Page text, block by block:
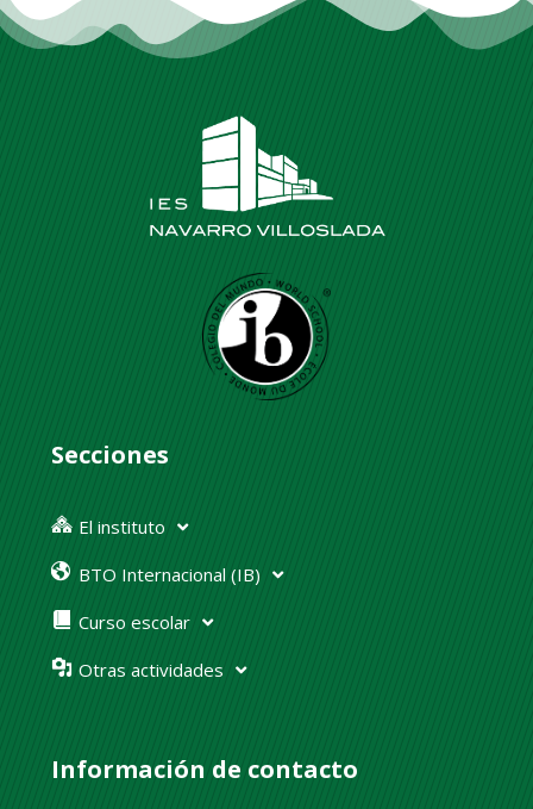
Secciones
El instituto
BTO Internacional (IB)
Curso escolar
Otras actividades
Información de contacto